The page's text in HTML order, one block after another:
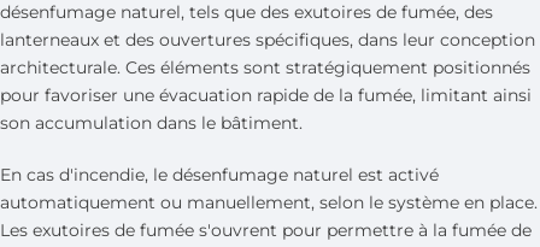
désenfumage naturel, tels que des exutoires de fumée, des
lanterneaux et des ouvertures spécifiques, dans leur conception
architecturale. Ces éléments sont stratégiquement positionnés
pour favoriser une évacuation rapide de la fumée, limitant ainsi
son accumulation dans le bâtiment.
En cas d'incendie, le désenfumage naturel est activé
automatiquement ou manuellement, selon le système en place.
Les exutoires de fumée s'ouvrent pour permettre à la fumée de